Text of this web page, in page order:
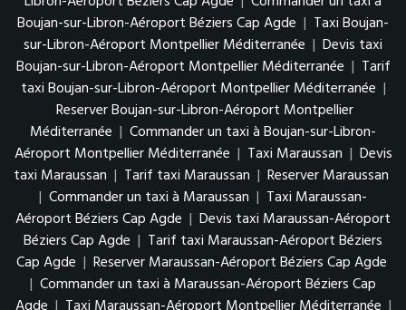
Boujan-sur-Libron-Aéroport Béziers Cap Agde | Taxi Boujan-
sur-Libron-Aéroport Montpellier Méditerranée | Devis taxi
Boujan-sur-Libron-Aéroport Montpellier Méditerranée | Tarif
taxi Boujan-sur-Libron-Aéroport Montpellier Méditerranée |
Reserver Boujan-sur-Libron-Aéroport Montpellier
Méditerranée | Commander un taxi à Boujan-sur-Libron-
Aéroport Montpellier Méditerranée | Taxi Maraussan | Devis
taxi Maraussan | Tarif taxi Maraussan | Reserver Maraussan
| Commander un taxi à Maraussan | Taxi Maraussan-
Aéroport Béziers Cap Agde | Devis taxi Maraussan-Aéroport
Béziers Cap Agde | Tarif taxi Maraussan-Aéroport Béziers
Cap Agde | Reserver Maraussan-Aéroport Béziers Cap Agde
| Commander un taxi à Maraussan-Aéroport Béziers Cap